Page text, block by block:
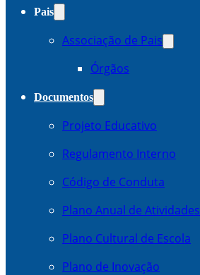
Pais
Associação de Pais
Órgãos
Documentos
Projeto Educativo
Regulamento Interno
Código de Conduta
Plano Anual de Atividades
Plano Cultural de Escola
Plano de Inovação